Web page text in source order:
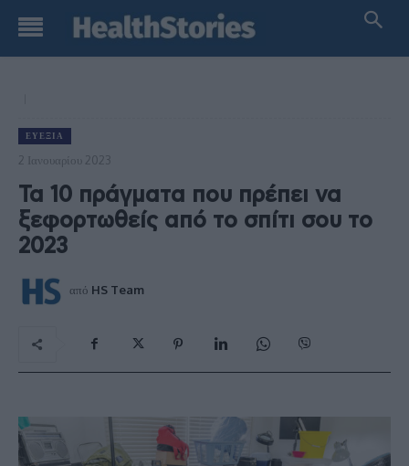
ΕΥΕΞΊΑ
2 Ιανουαρίου 2023
Τα 10 πράγματα που πρέπει να
ξεφορτωθείς από το σπίτι σου το
2023
από HS Team